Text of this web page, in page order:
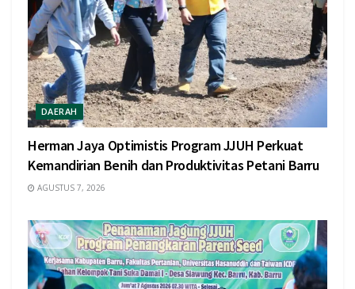
DAERAH
Herman Jaya Optimistis Program JJUH Perkuat
Kemandirian Benih dan Produktivitas Petani Barru
AGUSTUS 7, 2026